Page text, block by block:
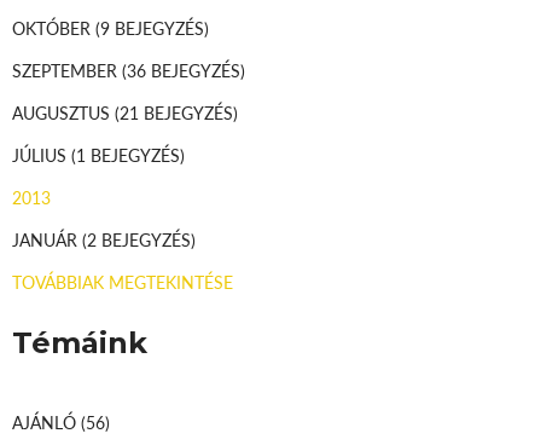
OKTÓBER (9 BEJEGYZÉS)
SZEPTEMBER (36 BEJEGYZÉS)
AUGUSZTUS (21 BEJEGYZÉS)
JÚLIUS (1 BEJEGYZÉS)
2013
JANUÁR (2 BEJEGYZÉS)
TOVÁBBIAK MEGTEKINTÉSE
Témáink
AJÁNLÓ (56)